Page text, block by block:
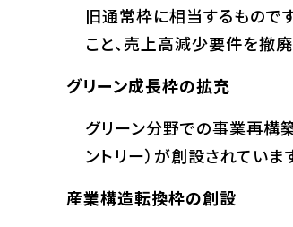
旧通常枠に相当するもので
こと、売上高減少要件を撤
グリーン成長枠の拡充
グリーン分野での事業再構
ントリー）が創設されていま
産業構造転換枠の創設